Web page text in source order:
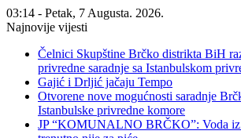
03:14 - Petak, 7 Augusta. 2026.
Najnovije vijesti
Čelnici Skupštine Brčko distrikta BiH
privredne saradnje sa Istanbulskom
Gajić i Drljić jačaju Tempo
Otvorene nove mogućnosti saradnje
Istanbulske privredne komore
JP “KOMUNALNO BRČKO”: Voda iz